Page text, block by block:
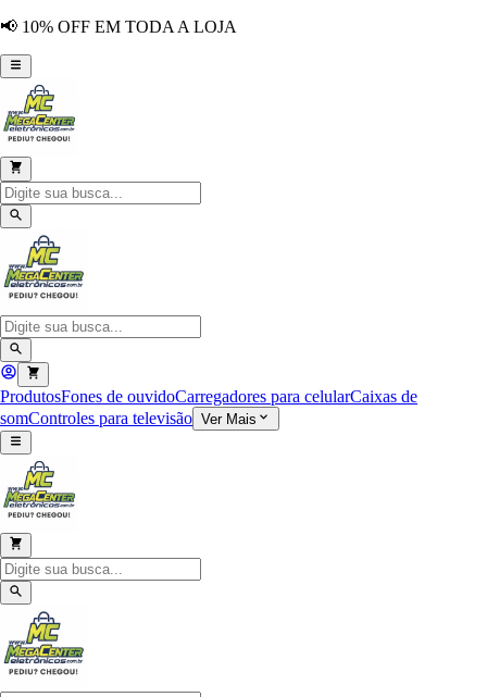
📢 10% OFF EM TODA A LOJA
ProdutosFones de ouvidoCarregadores para celularCaixas de
somControles para televisão Ver Mais